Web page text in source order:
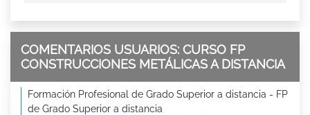
COMENTARIOS USUARIOS: CURSO FP
CONSTRUCCIONES METÁLICAS A DISTANCIA
Formación Profesional de Grado Superior a distancia - FP
de Grado Superior a distancia